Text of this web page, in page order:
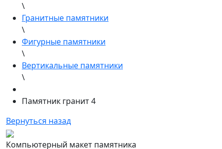
\
Гранитные памятники
\
Фигурные памятники
\
Вертикальные памятники
\
Памятник гранит 4
Вернуться назад
Компьютерный макет памятника